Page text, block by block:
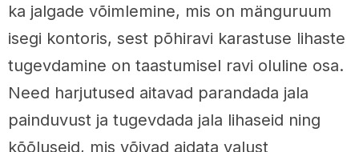
ka jalgade võimlemine, mis on mänguruum
isegi kontoris, sest põhiravi karastuse lihaste
tugevdamine on taastumisel ravi oluline osa.
Need harjutused aitavad parandada jala
painduvust ja tugevdada jala lihaseid ning
kõõluseid, mis võivad aidata valust